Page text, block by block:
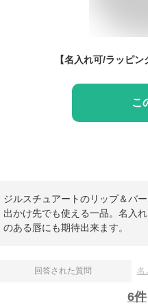
こ
ジルスチュアートのリップ＆バ
出かけ先でも使える一品。名入
のある唇にも期待出来ます。
回答された質問 名
6件